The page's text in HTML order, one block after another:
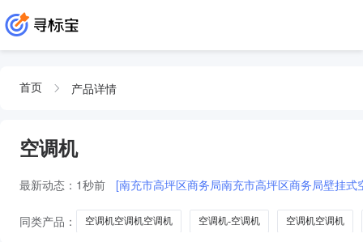
首页 产品详情
空调机
最新动态： 1秒前 [南充市高坪区商务局南充市高坪区商务局壁挂
同类产品： 空调机空调机空调机 空调机-空调机 空调机空调机